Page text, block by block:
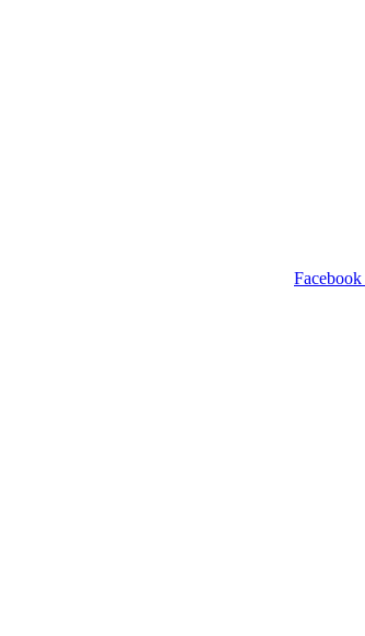
Facebook